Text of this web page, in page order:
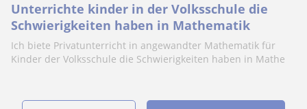
Unterrichte kinder in der Volksschule die
Schwierigkeiten haben in Mathematik
Ich biete Privatunterricht in angewandter Mathematik für
Kinder der Volksschule die Schwierigkeiten haben in Mathe